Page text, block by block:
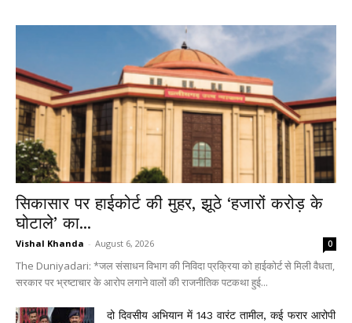
सिकासार पर हाईकोर्ट की मुहर, झूठे ‘हजारों करोड़ के
घोटाले’ का...
Vishal Khanda - August 6, 2026 0
The Duniyadari: *जल संसाधन विभाग की निविदा प्रक्रिया को हाईकोर्ट से मिली वैधता,
सरकार पर भ्रष्टाचार के आरोप लगाने वालों की राजनीतिक पटकथा हुई...
दो दिवसीय अभियान में 143 वारंट तामील, कई फरार आरोपी